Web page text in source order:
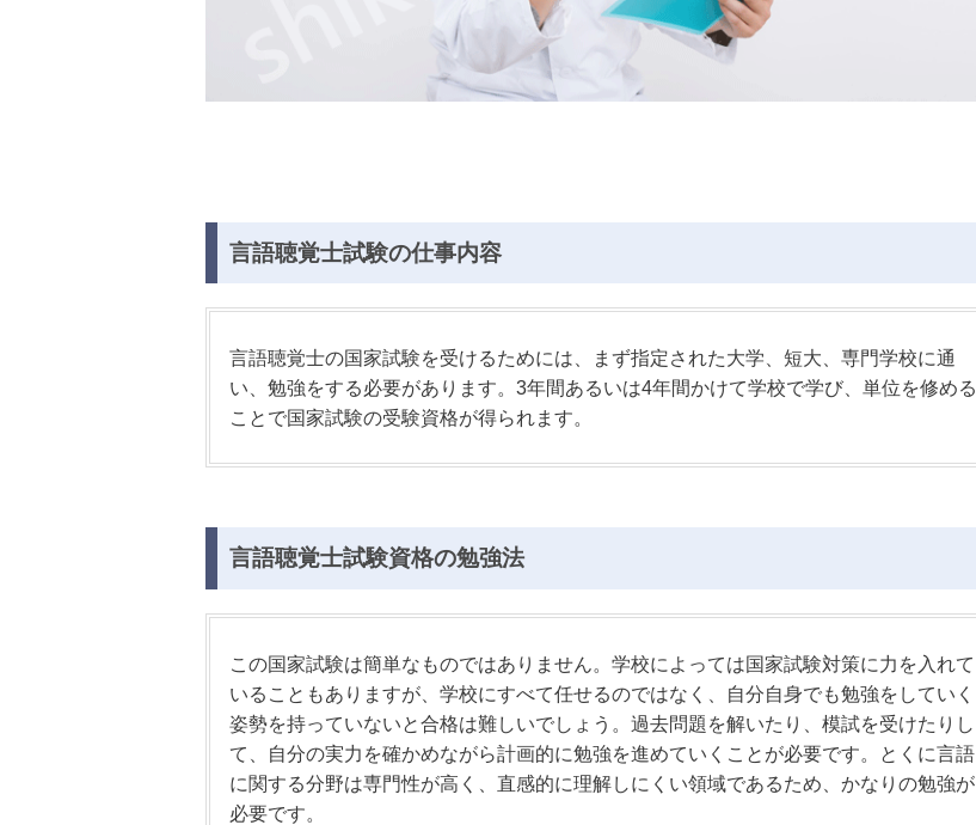
言語聴覚士試験の仕事内容
言語聴覚士の国家試験を受けるためには、まず指定された大学、短大、専門学校に通
い、勉強をする必要があります。3年間あるいは4年間かけて学校で学び、単位を修める
ことで国家試験の受験資格が得られます。
言語聴覚士試験資格の勉強法
この国家試験は簡単なものではありません。学校によっては国家試験対策に力を入れて
いることもありますが、学校にすべて任せるのではなく、自分自身でも勉強をしていく
姿勢を持っていないと合格は難しいでしょう。過去問題を解いたり、模試を受けたりし
て、自分の実力を確かめながら計画的に勉強を進めていくことが必要です。とくに言語
に関する分野は専門性が高く、直感的に理解しにくい領域であるため、かなりの勉強が
必要です。